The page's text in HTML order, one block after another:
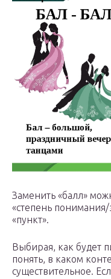
Заменить «балл»
«степень
«пункт».
Выбирая, как будет
понять, в каком
существительное.